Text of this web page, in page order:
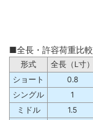
■全長・許容荷重比較
形式 全長（L寸）
ショート
0.8
シングル
1
ミドル
1.5